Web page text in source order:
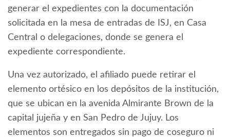
generar el expedientes con la documentación
solicitada en la mesa de entradas de ISJ, en Casa
Central o delegaciones, donde se genera el
expediente correspondiente.
Una vez autorizado, el afiliado puede retirar el
elemento ortésico en los depósitos de la institución,
que se ubican en la avenida Almirante Brown de la
capital jujeña y en San Pedro de Jujuy. Los
elementos son entregados sin pago de coseguro ni